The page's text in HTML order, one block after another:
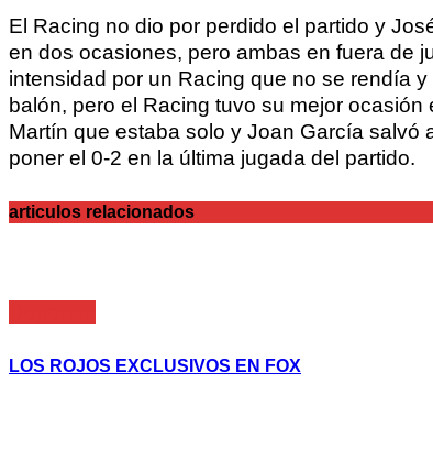
El Racing no dio por perdido el partido y
en dos ocasiones, pero ambas en fuera de
intensidad por un Racing que no se rendía
balón, pero el Racing tuvo su mejor
Martín que estaba solo y Joan García salvó
poner el 0-2 en la última jugada del partido.
articulos relacionados
LOS ROJOS EXCLUSIVOS EN FOX